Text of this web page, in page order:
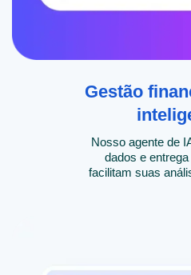
Gestão
Nosso agente de
dados e
facilitam suas